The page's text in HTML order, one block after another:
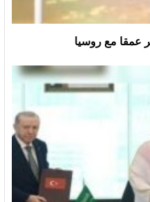
عمقا مع روسيا